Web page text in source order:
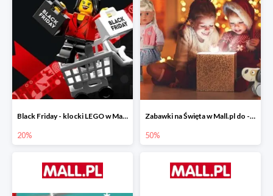
Black Friday - klocki LEGO w Mall.pl do -20%
20%
Zabawki na Święta w Mall.pl do -50%
50%